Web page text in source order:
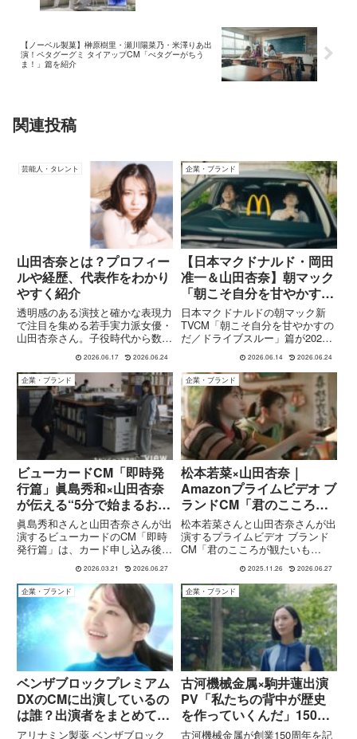
【ノーベル製菓】榊原樹里・瀬川陽菜乃・米澤りあ出
演！ペタグーグミ タイアップCM「ぺタグーがちう
ま！」篇を紹介
関連投稿
芸能人・タレント
山田杏奈とは？プロフィー
ルや経歴、代表作をわかり
やすく紹介
透明感のある演技と確かな表現力
で注目を集める若手実力派女優・
山田杏奈さん。子役時代から数多
くのドラマや映画に出演し、近年
では話題作への出演が続くなど、
日本映画界を代表する若手俳優の
一人として高い評価を得ていま
す。本記事では、山田杏奈さんの
プ...
2026.06.17 2026.06.24
企業・ブランド
【日本マクドナルド・岡田
准一＆山田杏奈】朝マック
「朝こそ自分を甘やかすの
だ／ドライブスルー」篇
CM紹介！朝のご褒美時間
日本マクドナルドの朝マック新
TVCM「朝こそ自分を甘やかすの
だ／ドライブスルー」篇が2026
年6月1日より全国で放映開始さ
れました。出演は、朝マックCM
シリーズでおなじみの岡田准一さ
んと山田杏奈さん。CMでは、朝
から仕事へ向かう上司と部下が...
2026.06.14 2026.06.24
企業・ブランド
ビューカードCM「即時発
行篇」眞島秀和×山田杏奈
が伝える“5分で始まるおト
ク習慣”
眞島秀和さんと山田杏奈さんが出
演するビューカードのCM「即時
発行篇」は、カード申し込み後、
最短5分で利用開始できる利便性
を訴求した内容です。シリーズ共
通コピー「そこは、ビューカード
でしょ。」のもと、日常のさまざ
まなシーンでの“おトクで便利
な...
2026.03.21 2026.06.27
企業・ブランド
松本若菜×山田杏奈｜
Amazonプライムビデオ ブ
ランドCM「君のこころが
観たいもの。」＆「”泣い
て元気になる”っていうあ
れ、何？」編を解説
松本若菜さんと山田杏奈さんが出
演するプライムビデオ ブランド
CM「君のこころが観たいも
の。」と続編「"泣いて元気にな
る"っていうあれ、何？」編を紹
介。こころの栄養補給というテー
マやストーリー、CMソング「ぜ
んぶオーライ！」の情報まで詳し
く解説します。
2025.11.26 2026.06.27
企業・ブランド
ベンザブロックプレミアム
DXのCMに出演しているの
は誰？出演者をまとめて紹
介
アリナミン製薬 ベンザブロック
企業・ブランド
古河機械金属×駒井蓮出演
PV「私たちの背中が歴史
を作っていくんだ」150年
の挑戦と未来を描く会社紹
古河機械金属が創業150周年を記